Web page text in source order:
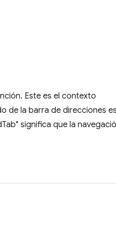
Este es el contexto
de la barra de direcciones
significa que la